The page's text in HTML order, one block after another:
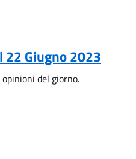
22 Giugno 2023
del giorno.